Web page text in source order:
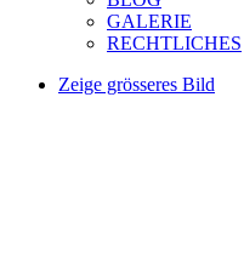
GALERIE
RECHTLICHES
Zeige grösseres Bild